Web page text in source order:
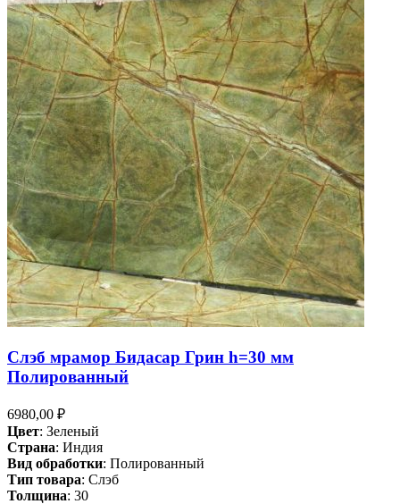
Слэб мрамор Бидасар Грин h=30 мм
Полированный
6980,00 ₽
Цвет: Зеленый
Страна: Индия
Вид обработки: Полированный
Тип товара: Слэб
Толщина: 30